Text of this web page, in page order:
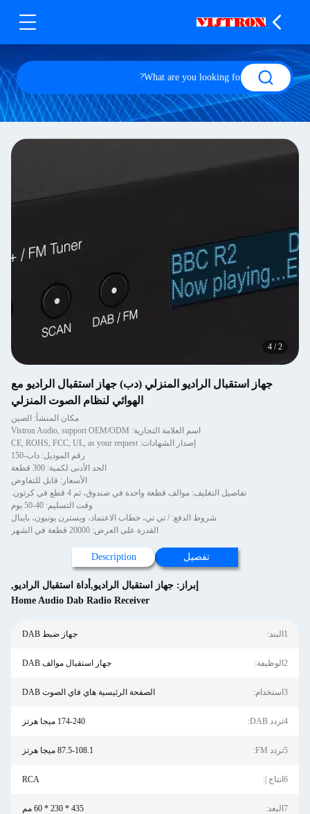
/
4
جهاز استقبال الراديو المنزلي (دب) جهاز استقبال الراديو مع
الهوائي لنظام الصوت المنزلي
مكان المنشأ: الصين
اسم العلامة التجارية: Vistron Audio, support OEM/ODM
إصدار الشهادات: CE, ROHS, FCC, UL, as your request
رقم الموديل: داب-150
الحد الأدنى لكمية: 300 قطعة
الأسعار: قابل للتفاوض
تفاصيل التغليف: موالف قطعة واحدة في صندوق، ثم 4 قطع في كرتون.
وقت التسليم: 40-50 يوم
شروط الدفع: / تي تي، خطاب الاعتماد، ويسترن يونيون، بايبال
القدرة على العرض: 20000 قطعة في الشهر
تفصيل Description
إبراز: جهاز استقبال الراديو,أداة استقبال الراديو,
Home Audio Dab Radio Receiver
جهاز ضبط DAB
جهاز استقبال موالف DAB
الصفحة الرئيسية هاي فاي الصوت DAB
174-240 ميجا هرتز
87.5-108.1 ميجا هرتز
RCA
435 * 230 * 60 مم